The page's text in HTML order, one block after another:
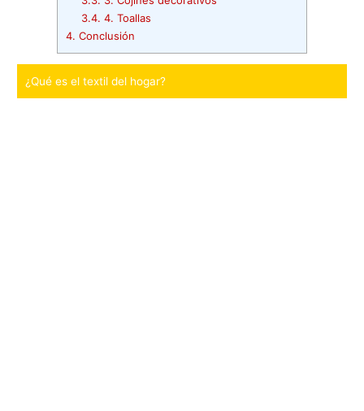
3.4. 4. Toallas
4. Conclusión
¿Qué es el textil del hogar?